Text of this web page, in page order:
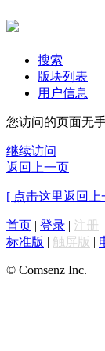
搜索
版块列表
用户信息
您访问的页面无
继续访问
返回上一页
[ 点击这里返回上
首页 | 登录 | 注册
标准版 | 触屏版 |
© Comsenz Inc.